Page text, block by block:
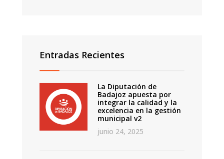
Entradas Recientes
La Diputación de
Badajoz apuesta por
integrar la calidad y la
excelencia en la gestión
municipal v2
junio 24, 2025